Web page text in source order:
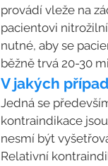
provádí vleže na
pacientovi
nutné, aby se
běžně trvá 20-30
V jakých
Jedná se
kontraindikace
nesmí být
Relativní